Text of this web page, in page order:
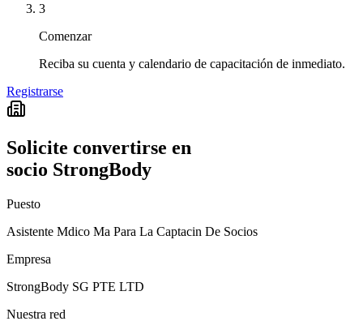
3
Comenzar
Reciba su cuenta y calendario de capacitación de inmediato.
Registrarse
Solicite convertirse en
socio StrongBody
Puesto
Asistente Mdico Ma Para La Captacin De Socios
Empresa
StrongBody SG PTE LTD
Nuestra red